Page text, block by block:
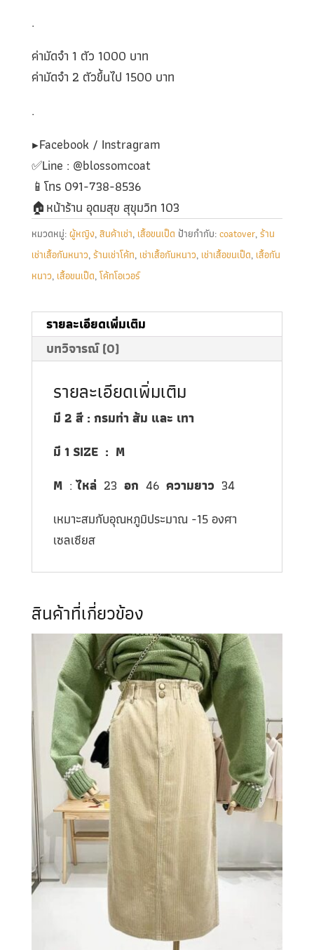
.
ค่ามัดจำ 1 ตัว 1000 บาท
ค่ามัดจำ 2 ตัวขึ้นไป 1500 บาท
.
▶️Facebook / Instragram
✅️Line : @blossomcoat
📱โทร 091-738-8536
🏠หน้าร้าน อุดมสุข สุขุมวิท 103
หมวดหมู่:ผู้หญิง,สินค้าเช่า, เสื้อขนเป็ด ป้ายกำกับ:coatover,ร้าน
เช่าเสื้อกันหนาว,ร้านเช่าโค้ท, เช่าเสื้อกันหนาว, เช่าเสื้อขนเป็ด, เสื้อกัน
หนาว, เสื้อขนเป็ด,โค้ทโอเวอร์
รายละเอียดเพิ่มเติม
บทวิจารณ์ (0)
รายละเอียดเพิ่มเติม
มี 2 สี : กรมท่า ส้ม และ เทา
มี 1 SIZE : M
M:ไหล่ 23 อก 46 ความยาว 34
เหมาะสมกับอุณหภูมิประมาณ -15 องศา
เซลเซียส
สินค้าที่เกี่ยวข้อง